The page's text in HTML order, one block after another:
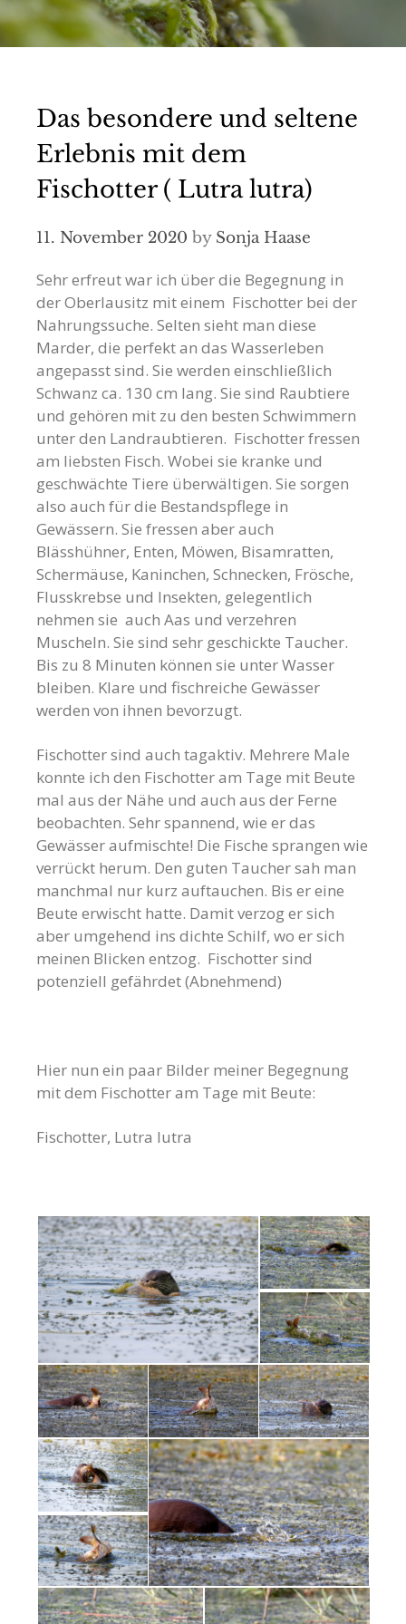
Das besondere und seltene
Erlebnis mit dem
Fischotter ( Lutra lutra)
11. November 2020 by Sonja Haase
Sehr erfreut war ich über die Begegnung in
der Oberlausitz mit einem Fischotter bei der
Nahrungssuche. Selten sieht man diese
Marder, die perfekt an das Wasserleben
angepasst sind. Sie werden einschließlich
Schwanz ca. 130 cm lang. Sie sind Raubtiere
und gehören mit zu den besten Schwimmern
unter den Landraubtieren. Fischotter fressen
am liebsten Fisch. Wobei sie kranke und
geschwächte Tiere überwältigen. Sie sorgen
also auch für die Bestandspflege in
Gewässern. Sie fressen aber auch
Blässhühner, Enten, Möwen, Bisamratten,
Schermäuse, Kaninchen, Schnecken, Frösche,
Flusskrebse und Insekten, gelegentlich
nehmen sie auch Aas und verzehren
Muscheln. Sie sind sehr geschickte Taucher.
Bis zu 8 Minuten können sie unter Wasser
bleiben. Klare und fischreiche Gewässer
werden von ihnen bevorzugt.
Fischotter sind auch tagaktiv. Mehrere Male
konnte ich den Fischotter am Tage mit Beute
mal aus der Nähe und auch aus der Ferne
beobachten. Sehr spannend, wie er das
Gewässer aufmischte! Die Fische sprangen wie
verrückt herum. Den guten Taucher sah man
manchmal nur kurz auftauchen. Bis er eine
Beute erwischt hatte. Damit verzog er sich
aber umgehend ins dichte Schilf, wo er sich
meinen Blicken entzog. Fischotter sind
potenziell gefährdet (Abnehmend)
Hier nun ein paar Bilder meiner Begegnung
mit dem Fischotter am Tage mit Beute:
Fischotter, Lutra lutra